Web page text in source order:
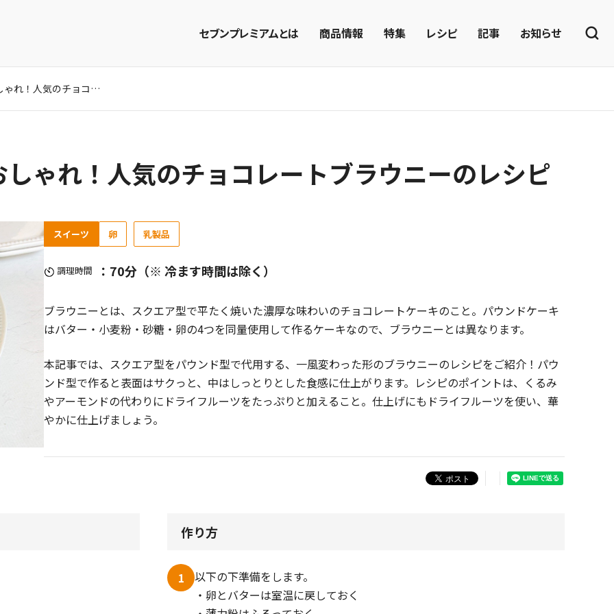
セブンプレミアムとは 商品情報 特集 レシピ 記事 お知らせ
パウンド型で簡単おしゃれ！人気のチョコレートブラウニーのレシピ
ゃれ！人気のチョコレートブラウニーのレシピ
スイーツ 卵 乳製品
調理時間 ：70分（※ 冷ます時間は除く）
ブラウニーとは、スクエア型で平たく焼いた濃厚な味わいのチョコレートケーキのこと。パウンドケーキ
はバター・小麦粉・砂糖・卵の4つを同量使用して作るケーキなので、ブラウニーとは異なります。
本記事では、スクエア型をパウンド型で代用する、一風変わった形のブラウニーのレシピをご紹介！パウ
ンド型で作ると表面はサクっと、中はしっとりとした食感に仕上がります。レシピのポイントは、くるみ
やアーモンドの代わりにドライフルーツをたっぷりと加えること。仕上げにもドライフルーツを使い、華
やかに仕上げましょう。
作り方
1
以下の下準備をします。
・卵とバターは室温に戻しておく